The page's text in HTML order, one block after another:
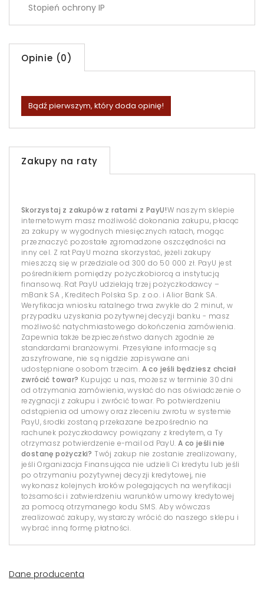
Stopień ochrony IP
Opinie (0)
Bądź pierwszym, który doda opinię!
Zakupy na raty
Skorzystaj z zakupów z ratami z PayU!W naszym sklepie
internetowym masz możliwość dokonania zakupu, płacąc
za zakupy w wygodnych miesięcznych ratach, mogąc
przeznaczyć pozostałe zgromadzone oszczędności na
inny cel. Z rat PayU można skorzystać, jeżeli zakupy
mieszczą się w przedziale od 300 do 50 000 zł. PayU jest
pośrednikiem pomiędzy pożyczkobiorcą a instytucją
finansową. Rat PayU udzielają trzej pożyczkodawcy –
mBank SA , Kreditech Polska Sp. z o.o. i Alior Bank SA.
Weryfikacja wniosku ratalnego trwa zwykle do 2 minut, w
przypadku uzyskania pozytywnej decyzji banku - masz
możliwość natychmiastowego dokończenia zamówienia.
Zapewnia także bezpieczeństwo danych zgodnie ze
standardami branżowymi. Przesyłane informacje są
zaszyfrowane, nie są nigdzie zapisywane ani
udostępniane osobom trzecim. A co jeśli będziesz chciał
zwrócić towar? Kupując u nas, możesz w terminie 30 dni
od otrzymania zamówienia, wysłać do nas oświadczenie o
rezygnacji z zakupu i zwrócić towar. Po potwierdzeniu
odstąpienia od umowy oraz zleceniu zwrotu w systemie
PayU, środki zostaną przekazane bezpośrednio na
rachunek pożyczkodawcy powiązany z kredytem, a Ty
otrzymasz potwierdzenie e-mail od PayU. A co jeśli nie
dostanę pożyczki? Twój zakup nie zostanie zrealizowany,
jeśli Organizacja Finansująca nie udzieli Ci kredytu lub jeśli
po otrzymaniu pozytywnej decyzji kredytowej, nie
wykonasz kolejnych kroków polegających na weryfikacji
tożsamości i zatwierdzeniu warunków umowy kredytowej
za pomocą otrzymanego kodu SMS. Aby wówczas
zrealizować zakupy, wystarczy wrócić do naszego sklepu i
wybrać inną formę płatności.
Dane producenta